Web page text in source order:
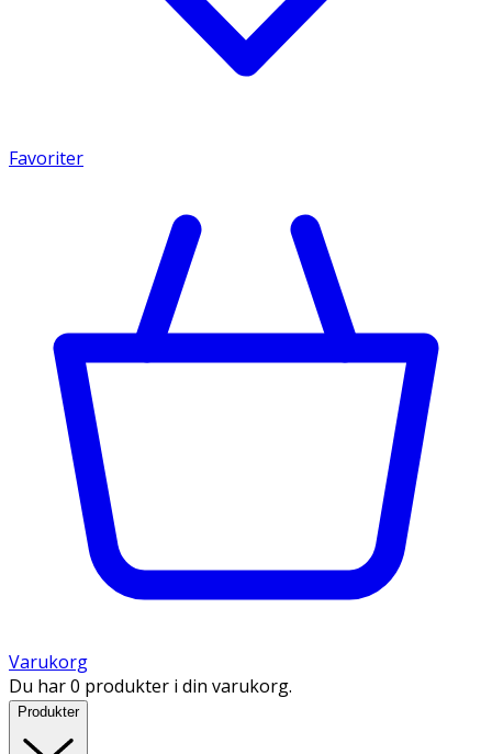
Favoriter
Varukorg
Du har 0 produkter i din varukorg.
Produkter